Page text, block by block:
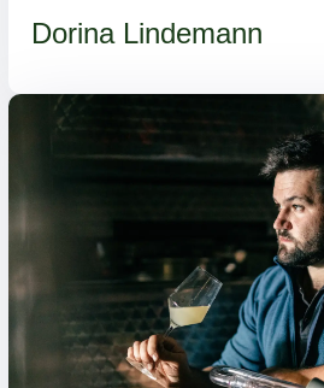
Dorina Lindemann